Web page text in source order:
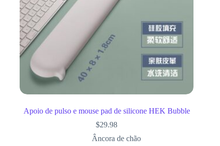
Apoio de pulso e mouse pad de silicone HEK Bubble
$29.98
Âncora de chão